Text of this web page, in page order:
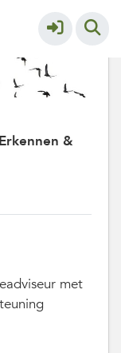
&
met